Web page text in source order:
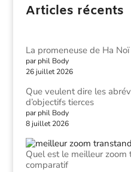
Articles récents
La promeneuse de Ha
par phil Body
26 juillet 2026
Que veulent dire les
d’objectifs tierces
par phil Body
8 juillet 2026
Quel est le meilleur
comparatif